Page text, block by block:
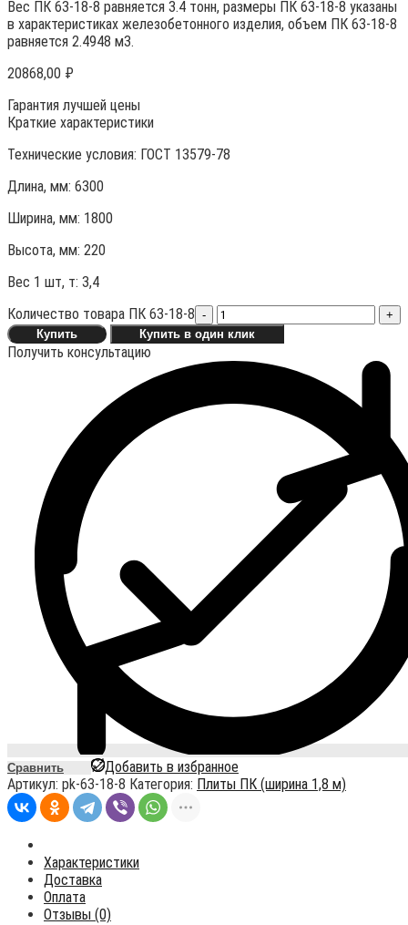
Вес ПК 63-18-8 равняется 3.4 тонн, размеры ПК 63-18-8 указаны
в характеристиках железобетонного изделия, объем ПК 63-18-8
равняется 2.4948 м3.
20868,00 ₽
Гарантия лучшей цены
Краткие характеристики
Технические условия: ГОСТ 13579-78
Длина, мм: 6300
Ширина, мм: 1800
Высота, мм: 220
Вес 1 шт, т: 3,4
Количество товара ПК 63-18-8 -
+
Купить
Купить в один клик
Получить консультацию
Сравнить
Добавить в избранное
Артикул: pk-63-18-8 Категория: Плиты ПК (ширина 1,8 м)
Характеристики
Доставка
Оплата
Отзывы (0)